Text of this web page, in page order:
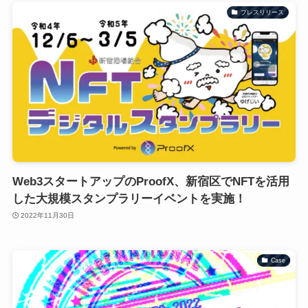
プレスリリース
Web3スタートアップのProofX、新宿区でNFTを活用
した大規模スタンプラリーイベントを実施！
2022年11月30日
Case